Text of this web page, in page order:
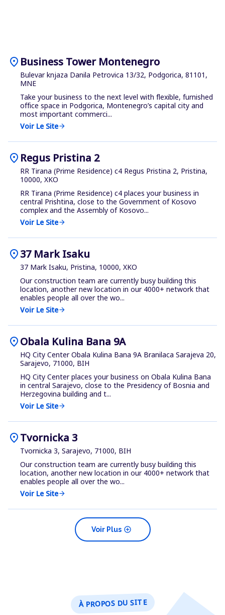
location_on Business Tower Montenegro
Bulevar knjaza Danila Petrovica 13/32, Podgorica, 81101,
MNE
Take your business to the next level with flexible, furnished
office space in Podgorica, Montenegro’s capital city and
most important commerci...
Voir Le Sitearrow_forward
location_on Regus Pristina 2
RR Tirana (Prime Residence) c4 Regus Pristina 2, Pristina,
10000, XKO
RR Tirana (Prime Residence) c4 places your business in
central Prishtina, close to the Government of Kosovo
complex and the Assembly of Kosovo...
Voir Le Sitearrow_forward
location_on37 Mark Isaku
37 Mark Isaku, Pristina, 10000, XKO
Our construction team are currently busy building this
location, another new location in our 4000+ network that
enables people all over the wo...
Voir Le Sitearrow_forward
location_onObala Kulina Bana 9A
HQ City Center Obala Kulina Bana 9A Branilaca Sarajeva 20,
Sarajevo, 71000, BIH
HQ City Center places your business on Obala Kulina Bana
in central Sarajevo, close to the Presidency of Bosnia and
Herzegovina building and t...
Voir Le Sitearrow_forward
location_onTvornicka 3
Tvornicka 3, Sarajevo, 71000, BIH
Our construction team are currently busy building this
location, another new location in our 4000+ network that
enables people all over the wo...
Voir Le Sitearrow_forward
add_circle
Voir Plus
À PROPOS DU SITE